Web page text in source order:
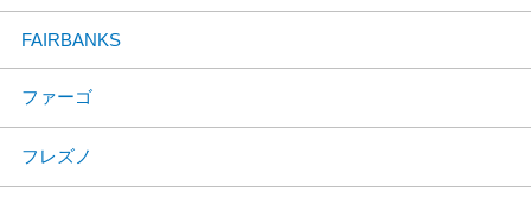
FAIRBANKS
ファーゴ
フレズノ